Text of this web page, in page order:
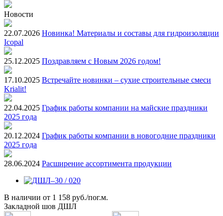
Новости
22.07.2026 Новинка! Материалы и составы для гидроизоляции
Icopal
25.12.2025 Поздравляем с Новым 2026 годом!
17.10.2025 Встречайте новинки – сухие строительные смеси
Krialit!
22.04.2025 График работы компании на майские праздники
2025 года
20.12.2024 График работы компании в новогодние праздники
2025 года
28.06.2024 Расширение ассортимента продукции
В наличии от 1 158 руб./пог.м.
Закладной шов ДШЛ